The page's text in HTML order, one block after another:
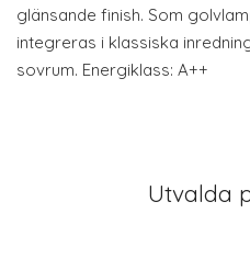
glänsande finish. Som
integreras i klassiska
sovrum. Energiklass: A++
Utvalda